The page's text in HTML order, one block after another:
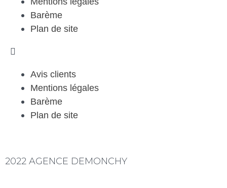
Barème
Plan de site
Avis clients
Mentions légales
Barème
Plan de site
2022 AGENCE DEMONCHY